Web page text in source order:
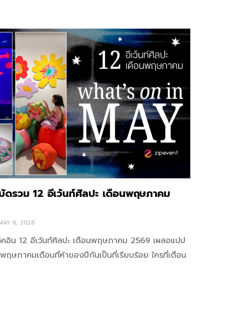
ดรวม 12 อีเว้นท์ศิลปะ เดือนพฤษภาคม
6, 2026
อิน 12 อีเว้นท์ศิลปะ เดือนพฤษภาคม 2569 เผลอแปป
พฤษภาคมเดือนที่ห้าของปีกันเป็นที่เรียบร้อย ใครที่เดือน